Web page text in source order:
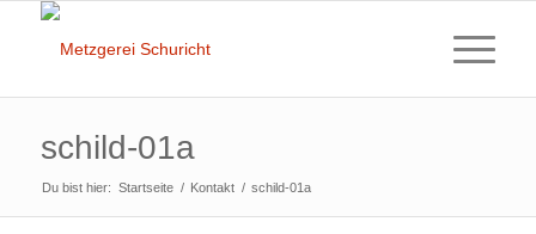
schild-01a
Du bist hier: Startseite / Kontakt / schild-01a